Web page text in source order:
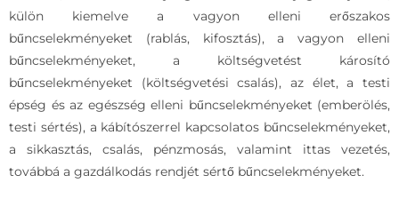
külön kiemelve a vagyon elleni erőszakos
bűncselekményeket (rablás, kifosztás), a vagyon elleni
bűncselekményeket, a költségvetést károsító
bűncselekményeket (költségvetési csalás), az élet, a testi
épség és az egészség elleni bűncselekményeket (emberölés,
testi sértés), a kábítószerrel kapcsolatos bűncselekményeket,
a sikkasztás, csalás, pénzmosás, valamint ittas vezetés,
továbbá a gazdálkodás rendjét sértő bűncselekményeket.